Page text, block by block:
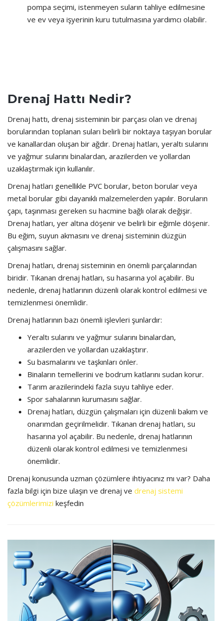
pompa seçimi, istenmeyen suların tahliye edilmesine
ve ev veya işyerinin kuru tutulmasına yardımcı olabilir.
Drenaj Hattı Nedir?
Drenaj hattı, drenaj sisteminin bir parçası olan ve drenaj
borularından toplanan suları belirli bir noktaya taşıyan borular
ve kanallardan oluşan bir ağdır. Drenaj hatları, yeraltı sularını
ve yağmur sularını binalardan, arazilerden ve yollardan
uzaklaştırmak için kullanılır.
Drenaj hatları genellikle PVC borular, beton borular veya
metal borular gibi dayanıklı malzemelerden yapılır. Boruların
çapı, taşınması gereken su hacmine bağlı olarak değişir.
Drenaj hatları, yer altına döşenir ve belirli bir eğimle döşenir.
Bu eğim, suyun akmasını ve drenaj sisteminin düzgün
çalışmasını sağlar.
Drenaj hatları, drenaj sisteminin en önemli parçalarından
biridir. Tıkanan drenaj hatları, su hasarına yol açabilir. Bu
nedenle, drenaj hatlarının düzenli olarak kontrol edilmesi ve
temizlenmesi önemlidir.
Drenaj hatlarının bazı önemli işlevleri şunlardır:
Yeraltı sularını ve yağmur sularını binalardan,
arazilerden ve yollardan uzaklaştırır.
Su basmalarını ve taşkınları önler.
Binaların temellerini ve bodrum katlarını sudan korur.
Tarım arazilerindeki fazla suyu tahliye eder.
Spor sahalarının kurumasını sağlar.
Drenaj hatları, düzgün çalışmaları için düzenli bakım ve
onarımdan geçirilmelidir. Tıkanan drenaj hatları, su
hasarına yol açabilir. Bu nedenle, drenaj hatlarının
düzenli olarak kontrol edilmesi ve temizlenmesi
önemlidir.
Drenaj konusunda uzman çözümlere ihtiyacınız mı var? Daha
fazla bilgi için bize ulaşın ve drenaj ve drenaj sistemi
çözümlerimizi keşfedin